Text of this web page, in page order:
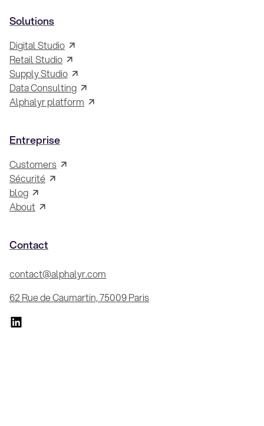
Solutions
Digital Studio
Retail Studio
Supply Studio
Data Consulting
Alphalyr platform
Entreprise
Customers
Sécurité
blog
About
Contact
contact@alphalyr.com
62 Rue de Caumartin, 75009 Paris